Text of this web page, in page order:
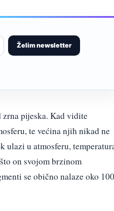
Želim newsletter
pijeska. Kad vidite
te većina njih nikad ne
ulazi u atmosferu,
on svojom brzinom
se obično nalaze oko 100